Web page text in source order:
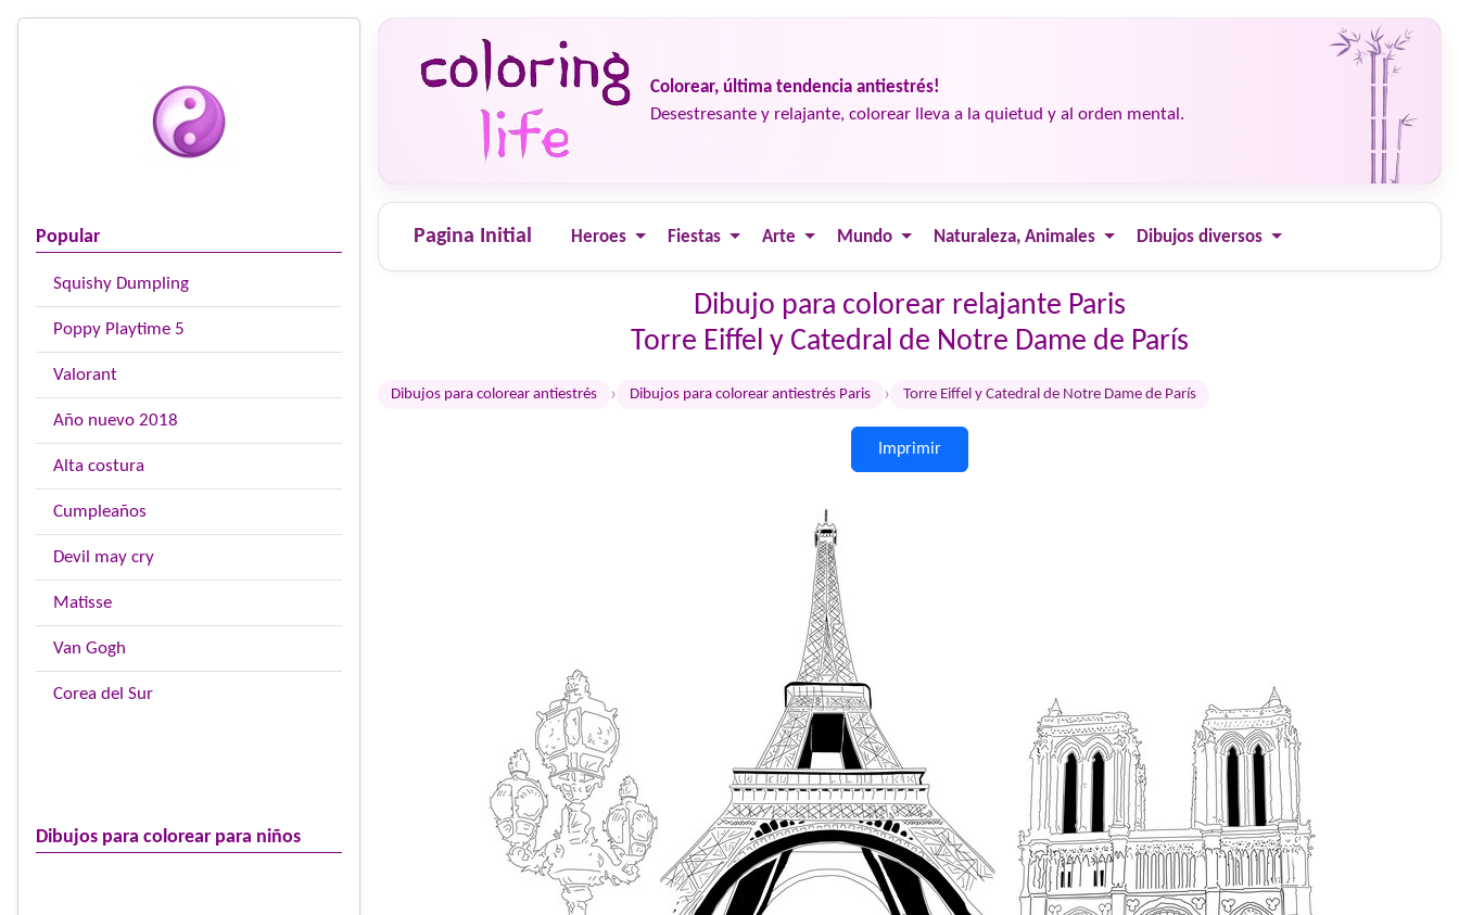
Popular
Squishy Dumpling
Poppy Playtime 5
Valorant
Año nuevo 2018
Alta costura
Cumpleaños
Devil may cry
Matisse
Van Gogh
Corea del Sur
Dibujos para colorear para niños
Colorear, última tendencia antiestrés!
Desestresante y relajante, colorear lleva a la quietud y al orden mental.
Pagina Initial Heroes Fiestas Arte Mundo Naturaleza, Animales Dibujos diversos
Dibujo para colorear relajante Paris
Torre Eiffel y Catedral de Notre Dame de París
Dibujos para colorear antiestrés › Dibujos para colorear antiestrés Paris › Torre Eiffel y Catedral de Notre Dame de París
Imprimir